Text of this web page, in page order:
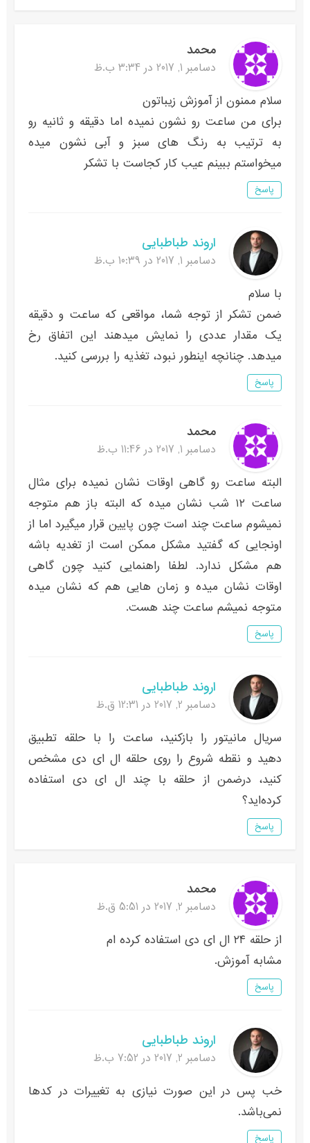
محمد
دسامبر 1, 2017 در 3:34 ب.ظ
سلام ممنون از آموزش زیباتون
برای من ساعت رو نشون نمیده اما دقیقه و ثانیه رو
به ترتیب به رنگ های سبز و آبی نشون میده
میخواستم ببینم عیب کار کجاست با تشکر
پاسخ
اروند طباطبایی
دسامبر 1, 2017 در 10:39 ب.ظ
با سلام
ضمن تشکر از توجه شما، مواقعی که ساعت و دقیقه
یک مقدار عددی را نمایش میدهند این اتفاق رخ
میدهد. چنانچه اینطور نبود، تغذیه را بررسی کنید.
پاسخ
محمد
دسامبر 1, 2017 در 11:46 ب.ظ
البته ساعت رو گاهی اوقات نشان نمیده برای مثال
ساعت ۱۲ شب نشان میده که البته باز هم متوجه
نمیشوم ساعت چند است چون پایین قرار میگیرد اما از
اونجایی که گفتید مشکل ممکن است از تغدیه باشه
هم مشکل ندارد. لطفا راهنمایی کنید چون گاهی
اوقات نشان میده و زمان هایی هم که نشان میده
متوجه نمیشم ساعت چند هست.
پاسخ
اروند طباطبایی
دسامبر 2, 2017 در 12:31 ق.ظ
سریال مانیتور را بازکنید، ساعت را با حلقه تطبیق
دهید و نقطه شروع را روی حلقه ال ای دی مشخص
کنید، درضمن از حلقه با چند ال ای دی استفاده
کرده‌اید؟
پاسخ
محمد
دسامبر 2, 2017 در 5:51 ق.ظ
از حلقه ۲۴ ال ای دی استفاده کرده ام
مشابه آموزش.
پاسخ
اروند طباطبایی
دسامبر 2, 2017 در 7:52 ب.ظ
خب پس در این صورت نیازی به تغییرات در کدها
نمی‌باشد.
پاسخ